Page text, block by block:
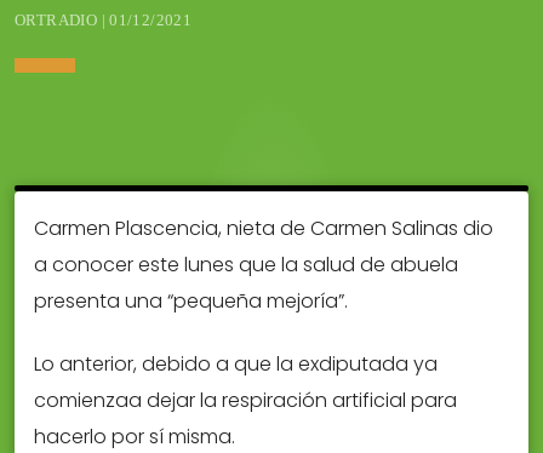
ORTRADIO | 01/12/2021
Carmen Plascencia, nieta de Carmen Salinas dio
a conocer este lunes que la salud de abuela
presenta una “pequeña mejoría”.
Lo anterior, debido a que la exdiputada ya
comienzaa dejar la respiración artificial para
hacerlo por sí misma.